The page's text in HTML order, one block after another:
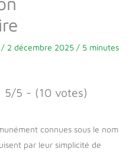
/ 2 décembre 2025 / 5 minutes
5/5 - (10 votes)
connues sous le nom
par leur simplicité de